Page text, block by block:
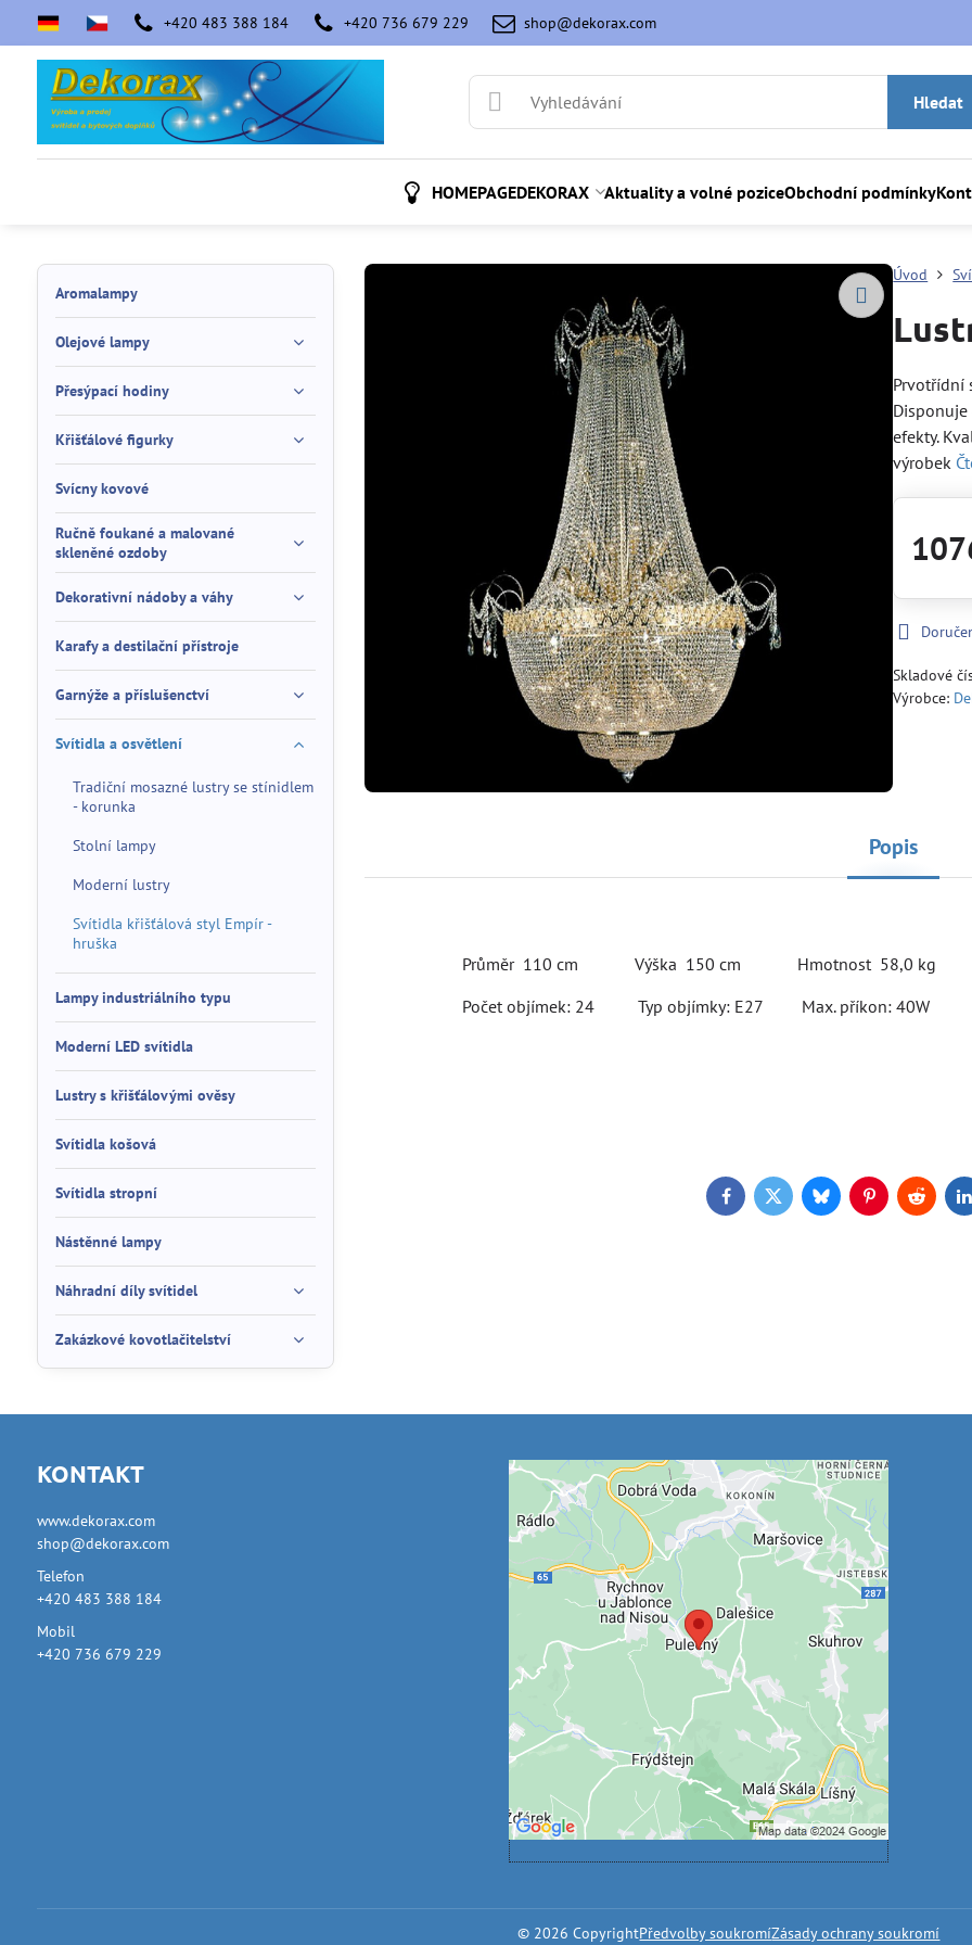
+420 483 388 184 +420 736 679 229 shop@dekorax.com
Hledat
HOMEPAGEDEKORAX Aktuality a volné poziceObchodní podmínky
Úvod
Prvotřídní
efekty.
výrobek
Skladové
Výrobce:
Popis
Průměr 110 cm Výška 150 cm Hmotnost 58,0 kg
Počet objímek: 24 Typ objímky: E27 Max. příkon: 40W
FacebookTwitterBlueskyPinterestReddit
Aromalampy
Olejové lampy
Přesýpací hodiny
Křišťálové figurky
Svícny kovové
Ručně foukané a malované
skleněné ozdoby
Dekorativní nádoby a váhy
Karafy a destilační přístroje
Garnýže a příslušenctví
Svítidla a osvětlení
Tradiční mosazné lustry se stínidlem
- korunka
Stolní lampy
Moderní lustry
Svítidla křišťálová styl Empír -
hruška
Lampy industriálního typu
Moderní LED svítidla
Lustry s křišťálovými ověsy
Svítidla košová
Svítidla stropní
Nástěnné lampy
Náhradní díly svítidel
Zakázkové kovotlačitelství
KONTAKT
www.dekorax.com
shop@dekorax.com
Telefon
+420 483 388 184
Mobil
+420 736 679 229
Externí obsah je blokován
Volbami soukromí
Přejete si načíst externí obsah?
Povolit jednou
Povolit a zapamatovat - souhlas s druhem
cookie: Funkční
Otevřít obsah v novém okně
© 2026 CopyrightPředvolby soukromíZásady ochrany soukromí